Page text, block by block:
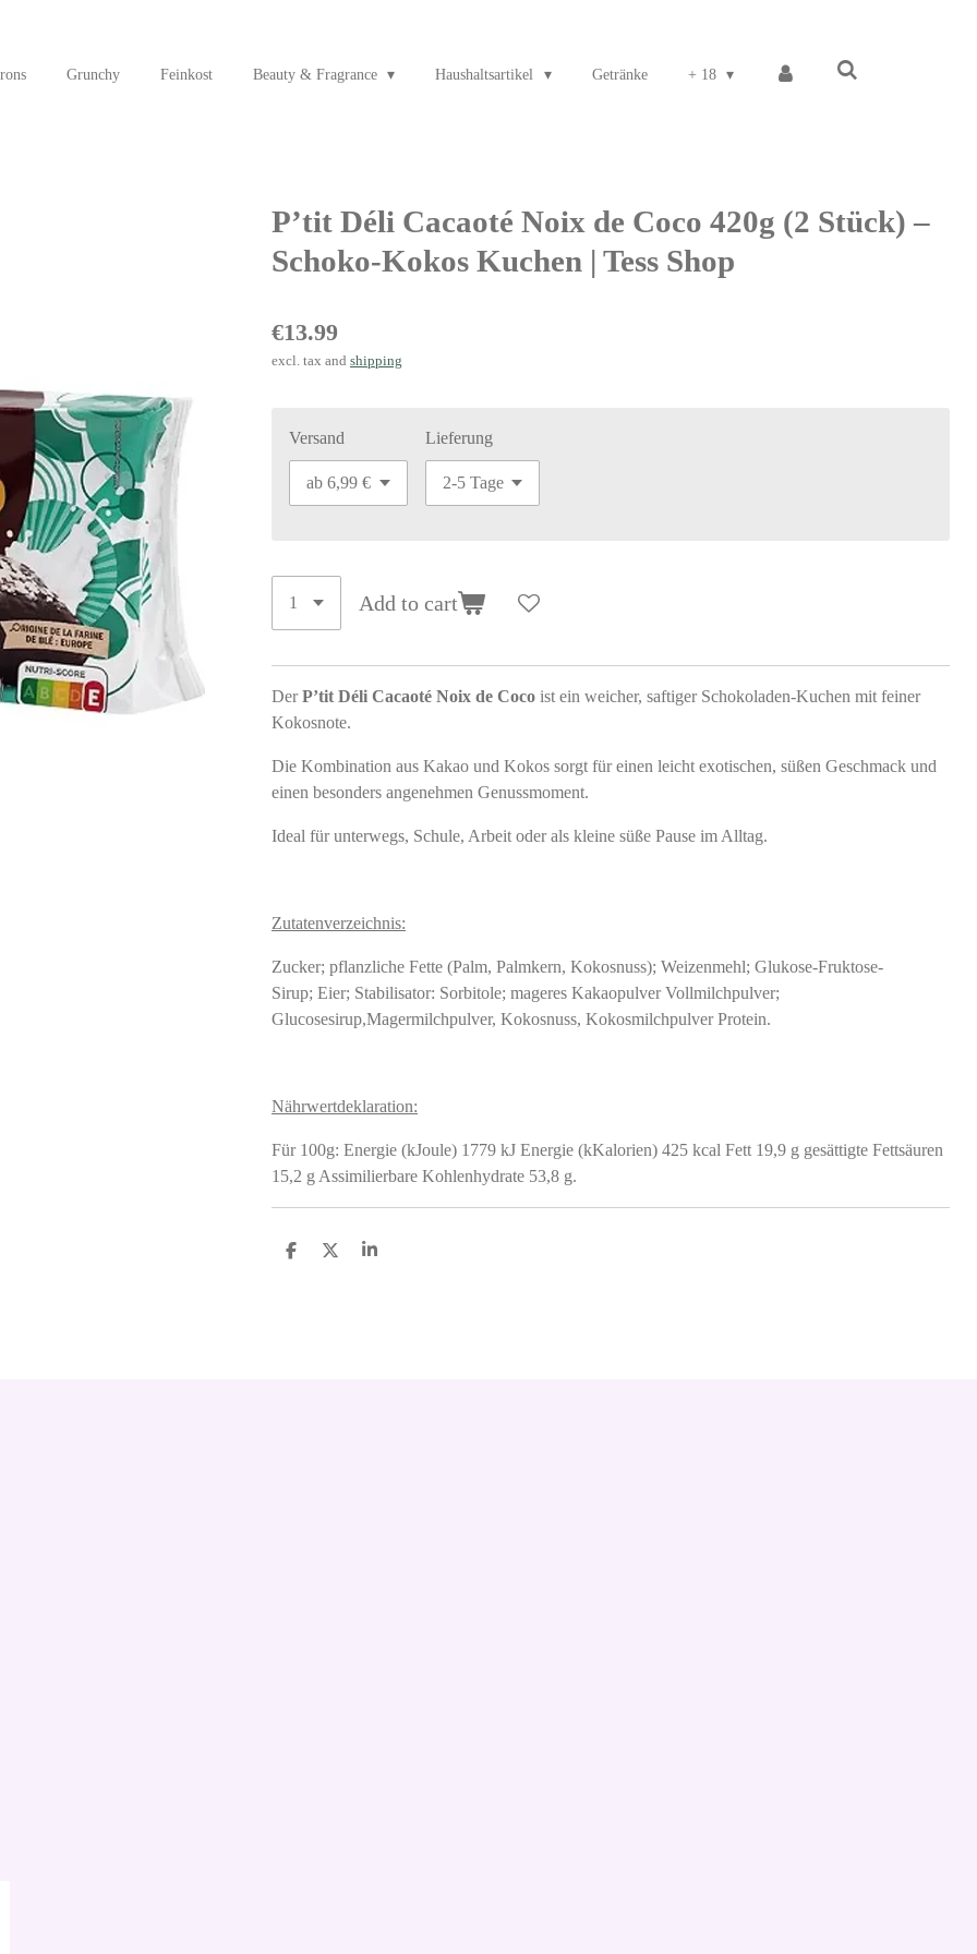
Grunchy Feinkost Beauty & Fragrance Haushaltsartikel Getränke + 18
P’tit Déli Cacaoté Noix de Coco 420g (2 Stück) –
Schoko-Kokos Kuchen | Tess Shop
€13.99
excl. tax and shipping
Versand Lieferung
Add to cart
DerP’tit Déli Cacaoté Noix de Coco ist ein weicher, saftiger Schokoladen-Kuchen mit feiner
Kokosnote.
Die Kombination aus Kakao und Kokos sorgt für einen leicht exotischen, süßen Geschmack und
einen besonders angenehmen Genussmoment.
Ideal für unterwegs, Schule, Arbeit oder als kleine süße Pause im Alltag.
Zutatenverzeichnis:
Zucker; pflanzliche Fette (Palm, Palmkern, Kokosnuss); Weizenmehl; Glukose-Fruktose-
Sirup; Eier; Stabilisator: Sorbitole; mageres Kakaopulver Vollmilchpulver;
Glucosesirup,Magermilchpulver, Kokosnuss, Kokosmilchpulver Protein.
Nährwertdeklaration:
Für 100g: Energie (kJoule) 1779 kJ Energie (kKalorien) 425 kcal Fett 19,9 g gesättigte Fettsäuren
15,2 g Assimilierbare Kohlenhydrate 53,8 g.
S
S
S